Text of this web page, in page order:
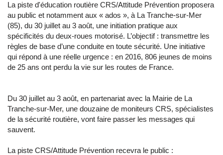
La piste d'éducation routière CRS/Attitude Prévention proposera
au public et notamment aux « ados », à La Tranche-sur-Mer
(85), du 30 juillet au 3 août, une initiation pratique aux
spécificités du deux-roues motorisé. L’objectif : transmettre les
règles de base d’une conduite en toute sécurité. Une initiative
qui répond à une réelle urgence : en 2016, 806 jeunes de moins
de 25 ans ont perdu la vie sur les routes de France.
Du 30 juillet au 3 août, en partenariat avec la Mairie de La
Tranche-sur-Mer, une douzaine de moniteurs CRS, spécialistes
de la sécurité routière, vont faire passer les messages qui
sauvent.
La piste CRS/Attitude Prévention recevra le public :